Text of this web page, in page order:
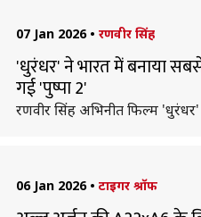
07 Jan 2026 • रणवीर सिंह
'धुरंधर' ने भारत में बनाया
गई 'पुष्पा 2'
रणवीर सिंह अभिनीत फिल्म
06 Jan 2026 • टाइगर श्रॉफ